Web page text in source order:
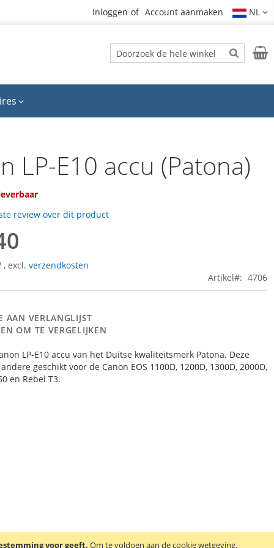
voor geeft. Om te voldoen aan de cookie wetgeving,
Inloggen Account aanmaken NL
Zoek
Zoek
LP-E10 accu (Patona)
review over dit product
, excl.verzendkosten
Artikel
4706
AAN VERLANGLIJST
OM TE VERGELIJKEN
LP-E10 accu van het Duitse kwaliteitsmerk Patona. Deze
geschikt voor de Canon EOS 1100D, 1200D, 1300D, 2000D,
en Rebel T3.